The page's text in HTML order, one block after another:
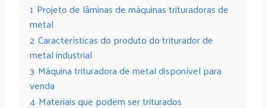
1 Projeto de lâminas de máquinas trituradoras de
metal
2 Características do produto do triturador de
metal industrial
3 Máquina trituradora de metal disponível para
venda
4 Materiais que podem ser triturados